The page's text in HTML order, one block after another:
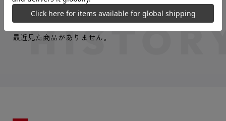
最近見た商品
最近見た商品がありません。